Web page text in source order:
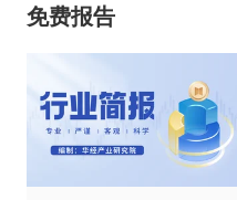
免费报告